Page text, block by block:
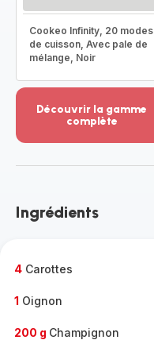
Cookeo Infinity, 20 modes
de cuisson, Avec pale de
mélange, Noir
Découvrir la gamme
complète
-
gamme
Ingrédients
4 Carottes
1 Oignon
200 g Champignon